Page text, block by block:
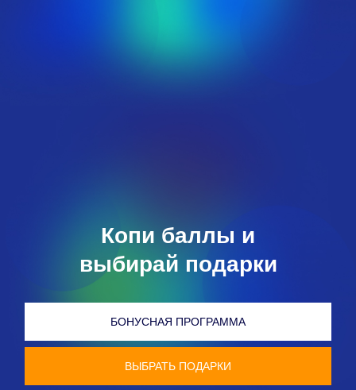
Копи баллы и
выбирай подарки
БОНУСНАЯ ПРОГРАММА
ВЫБРАТЬ ПОДАРКИ